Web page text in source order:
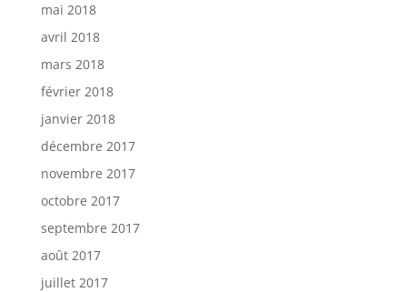
mai 2018
avril 2018
mars 2018
février 2018
janvier 2018
décembre 2017
novembre 2017
octobre 2017
septembre 2017
août 2017
juillet 2017